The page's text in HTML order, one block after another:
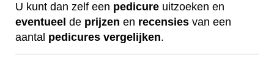
U kunt dan zelf een pedicure uitzoeken en
eventueel de prijzen en recensies van een
aantal pedicures vergelijken.